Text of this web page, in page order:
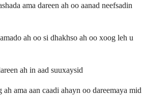
ama dareen ah oo aanad neefsadin
ah oo si dhakhso ah oo xoog leh u
ah in aad suuxaysid
ah ama aan caadi ahayn oo dareemaya mid